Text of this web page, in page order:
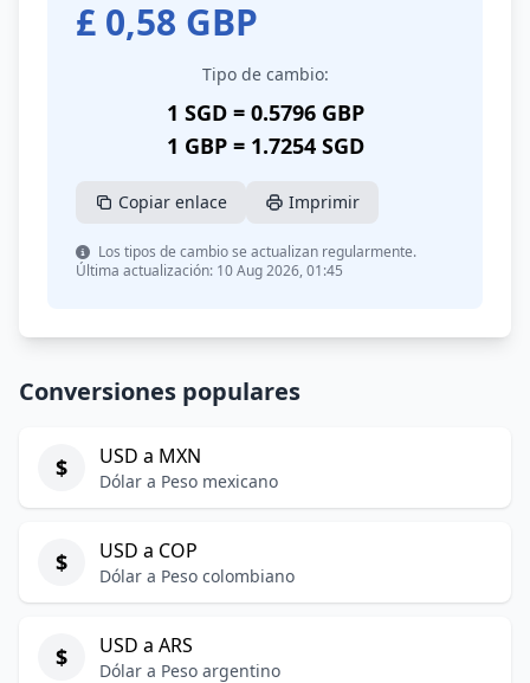
£ 0,58 GBP
Tipo de cambio:
1 SGD = 0.5796 GBP
1 GBP = 1.7254 SGD
Copiar enlace Imprimir
Los tipos de cambio se actualizan regularmente.
Última actualización: 10 Aug 2026, 01:45
Conversiones populares
$ USD a MXN
Dólar a Peso mexicano
$ USD a COP
Dólar a Peso colombiano
$ USD a ARS
Dólar a Peso argentino